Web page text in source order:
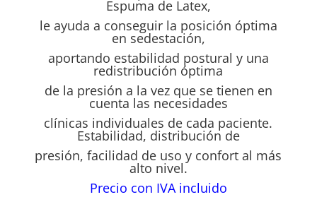
Espuma de Latex,
le ayuda a conseguir la posición óptima
en sedestación,
aportando estabilidad postural y una
redistribución óptima
de la presión a la vez que se tienen en
cuenta las necesidades
clínicas individuales de cada paciente.
Estabilidad, distribución de
presión, facilidad de uso y confort al más
alto nivel.
Precio con IVA incluido